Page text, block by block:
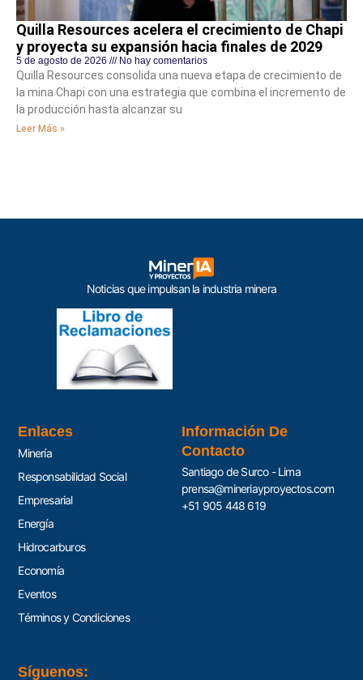
Quilla Resources acelera el crecimiento de Chapi
y proyecta su expansión hacia finales de 2029
5 de agosto de 2026 No hay comentarios
Quilla Resources consolida una nueva etapa de crecimiento de
la mina Chapi con una estrategia que combina el incremento de
la producción hasta alcanzar su
Leer Más »
Noticias que impulsan la industria minera
Enlaces
Minería
Responsabilidad Social
Empresarial
Energía
Hidrocarburos
Economía
Eventos
Términos y Condiciones
Información De
Contacto
Santiago de Surco - Lima
prensa@mineriayproyectos.com
+51 905 448 619
Síguenos: